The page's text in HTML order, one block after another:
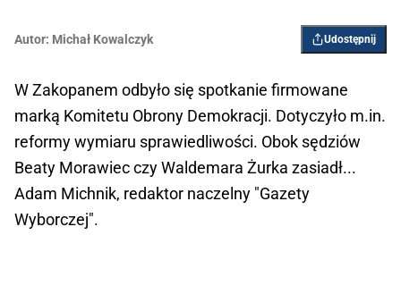
Autor: Michał Kowalczyk Udostępnij
W Zakopanem odbyło się spotkanie firmowane
marką Komitetu Obrony Demokracji. Dotyczyło m.in.
reformy wymiaru sprawiedliwości. Obok sędziów
Beaty Morawiec czy Waldemara Żurka zasiadł...
Adam Michnik, redaktor naczelny "Gazety
Wyborczej".